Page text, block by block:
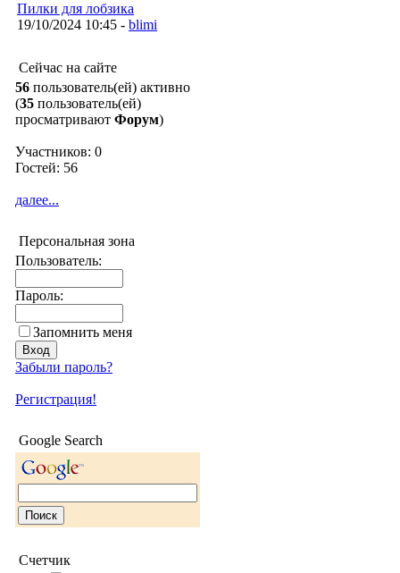
Пилки для лобзика
19/10/2024 10:45 - blimi
Сейчас на сайте
56 пользователь(ей) активно
(35 пользователь(ей)
просматривают Форум)
Участников: 0
Гостей: 56
далее...
Персональная зона
Пользователь:
Пароль:
Запомнить меня
Забыли пароль?
Регистрация!
Google Search
Счетчик